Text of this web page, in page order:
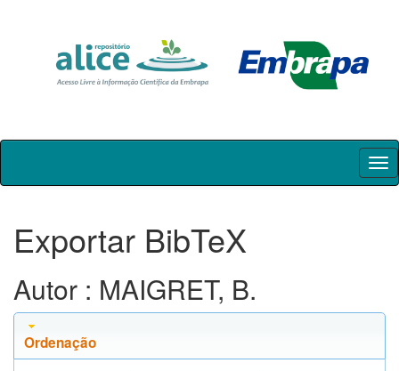
Skip
Exportar BibTeX
Autor : MAIGRET, B.
Ordenação